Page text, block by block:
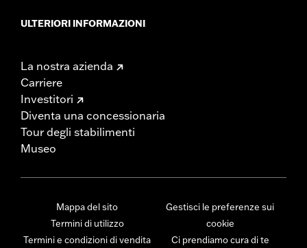
ULTERIORI INFORMAZIONI
La nostra azienda
Carriere
Investitori
Diventa una concessionaria
Tour degli stabilimenti
Museo
Mappa del sito
Termini di utilizzo
Termini e condizioni di vendita
Gestisci le preferenze sui
cookie
Ci prendiamo cura di te